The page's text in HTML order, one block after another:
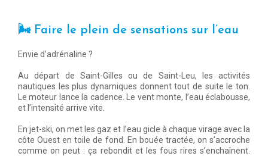
🌬️ Faire le plein de sensations sur l’eau
Envie d’adrénaline ?
Au départ de Saint-Gilles ou de Saint-Leu, les activités
nautiques les plus dynamiques donnent tout de suite le ton.
Le moteur lance la cadence. Le vent monte, l’eau éclabousse,
et l’intensité arrive vite.
En jet-ski, on met les gaz et l’eau gicle à chaque virage avec la
côte Ouest en toile de fond. En bouée tractée, on s’accroche
comme on peut : ça rebondit et les fous rires s’enchaînent.